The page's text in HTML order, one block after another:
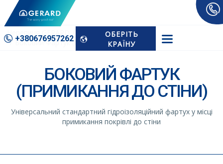
+380676­957262
ОБЕРІТЬ
КРАЇНУ
Черепиця GERARD
Аксесуари
Боковий Фартук (примикання До Стіни)
БОКОВИЙ ФАРТУК
(ПРИМИКАННЯ ДО СТІНИ)
Універсальний стандартний гідроізоляційний фартух у місці
примикання покрівлі до стіни